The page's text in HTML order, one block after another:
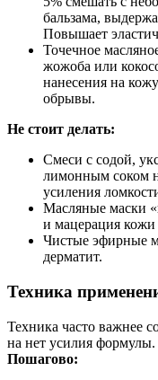
бальзама,
Повышает
Точечное
жожоба или
нанесения на
обрывы.
Не стоит делать:
Смеси с содой,
лимонным соком
усиления
Масляные маски
и мацерация
Чистые эфирные
дерматит.
Техника
Техника часто важнее
на нет усилия формулы.
Пошагово: